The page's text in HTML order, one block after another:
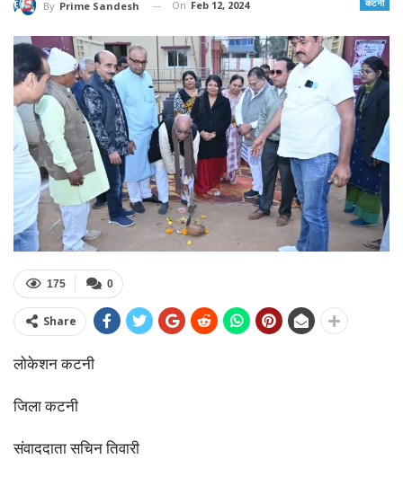
कटनी
By Prime Sandesh On Feb 12, 2024
0
175
Share
लोकेशन कटनी
जिला कटनी
संवाददाता सचिन तिवारी